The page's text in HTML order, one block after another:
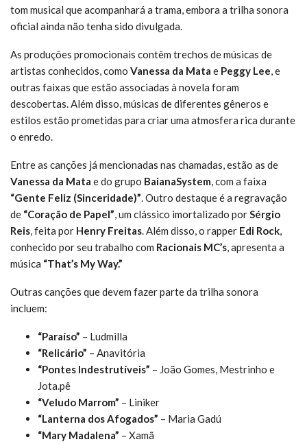
tom musical que acompanhará a trama, embora a trilha sonora
oficial ainda não tenha sido divulgada.
As produções promocionais contêm trechos de músicas de
artistas conhecidos, como Vanessa da Mata e Peggy Lee, e
outras faixas que estão associadas à novela foram
descobertas. Além disso, músicas de diferentes gêneros e
estilos estão prometidas para criar uma atmosfera rica durante
o enredo.
Entre as canções já mencionadas nas chamadas, estão as de
Vanessa da Mata e do grupo BaianaSystem, com a faixa
“Gente Feliz (Sinceridade)”. Outro destaque é a regravação
de “Coração de Papel”, um clássico imortalizado porSérgio
Reis, feita por Henry Freitas. Além disso, o rapper Edi Rock,
conhecido por seu trabalho com Racionais MC’s, apresenta a
música “That’s My Way.”
Outras canções que devem fazer parte da trilha sonora
incluem:
“Paraíso” – Ludmilla
“Relicário” – Anavitória
“Pontes Indestrutíveis” – João Gomes, Mestrinho e
Jota.pê
“Veludo Marrom” – Liniker
“Lanterna dos Afogados” – Maria Gadú
“Mary Madalena” – Xamã